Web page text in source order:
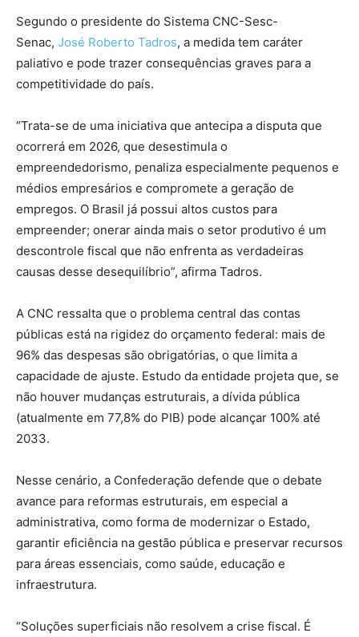
Segundo o presidente do Sistema CNC-Sesc-
Senac, José Roberto Tadros, a medida tem caráter
paliativo e pode trazer consequências graves para a
competitividade do país.
“Trata-se de uma iniciativa que antecipa a disputa que
ocorrerá em 2026, que desestimula o
empreendedorismo, penaliza especialmente pequenos e
médios empresários e compromete a geração de
empregos. O Brasil já possui altos custos para
empreender; onerar ainda mais o setor produtivo é um
descontrole fiscal que não enfrenta as verdadeiras
causas desse desequilíbrio”, afirma Tadros.
A CNC ressalta que o problema central das contas
públicas está na rigidez do orçamento federal: mais de
96% das despesas são obrigatórias, o que limita a
capacidade de ajuste. Estudo da entidade projeta que, se
não houver mudanças estruturais, a dívida pública
(atualmente em 77,8% do PIB) pode alcançar 100% até
2033.
Nesse cenário, a Confederação defende que o debate
avance para reformas estruturais, em especial a
administrativa, como forma de modernizar o Estado,
garantir eficiência na gestão pública e preservar recursos
para áreas essenciais, como saúde, educação e
infraestrutura.
“Soluções superficiais não resolvem a crise fiscal. É